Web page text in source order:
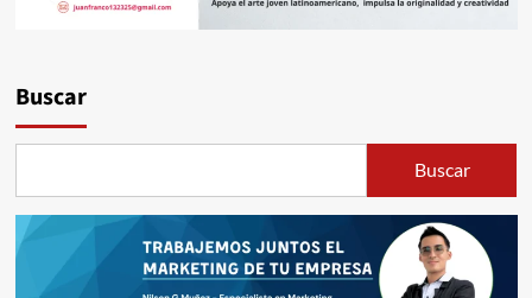
Buscar
Buscar